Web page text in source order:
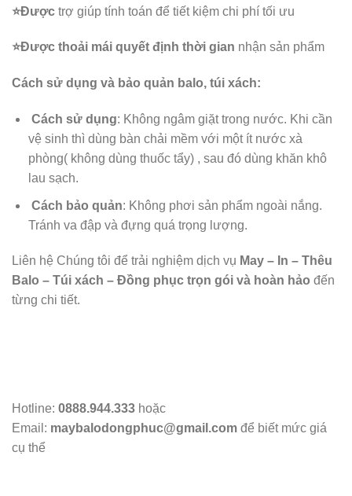
⭐️Được trợ giúp tính toán để tiết kiệm chi phí tối ưu
⭐️Được thoải mái quyết định thời gian nhận sản phẩm
Cách sử dụng và bảo quản balo, túi xách:
Cách sử dụng: Không ngâm giặt trong nước. Khi cần
vệ sinh thì dùng bàn chải mềm với một ít nước xà
phòng( không dùng thuốc tẩy) , sau đó dùng khăn khô
lau sạch.
Cách bảo quản: Không phơi sản phẩm ngoài nắng.
Tránh va đập và đựng quá trọng lượng.
Liên hệ Chúng tôi để trải nghiệm dịch vụ May – In – Thêu
Balo – Túi xách – Đồng phục trọn gói và hoàn hảo đến
từng chi tiết.
Hotline: 0888.944.333 hoặc
Email: maybalodongphuc@gmail.com để biết mức giá
cụ thể